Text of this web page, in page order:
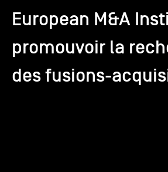
Vie étudiante
Entreprises
European M&A
promouvoir la
des fusions-